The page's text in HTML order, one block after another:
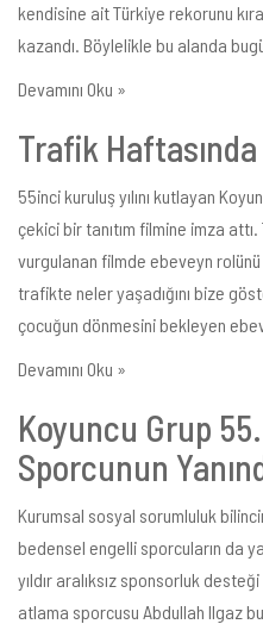
kendisine ait Türkiye rekorunu
kazandı. Böylelikle bu alanda
Devamını Oku »
Trafik
55inci kuruluş yılını kutlayan
çekici bir tanıtım filmine imza
vurgulanan filmde ebeveyn
trafikte neler yaşadığını bize
çocuğun dönmesini bekleyen
Devamını Oku »
Koyuncu Grup 55.
Sporcunun
Kurumsal sosyal sorumluluk
bedensel engelli sporcuların da
yıldır aralıksız sponsorluk
atlama sporcusu Abdullah Ilgaz